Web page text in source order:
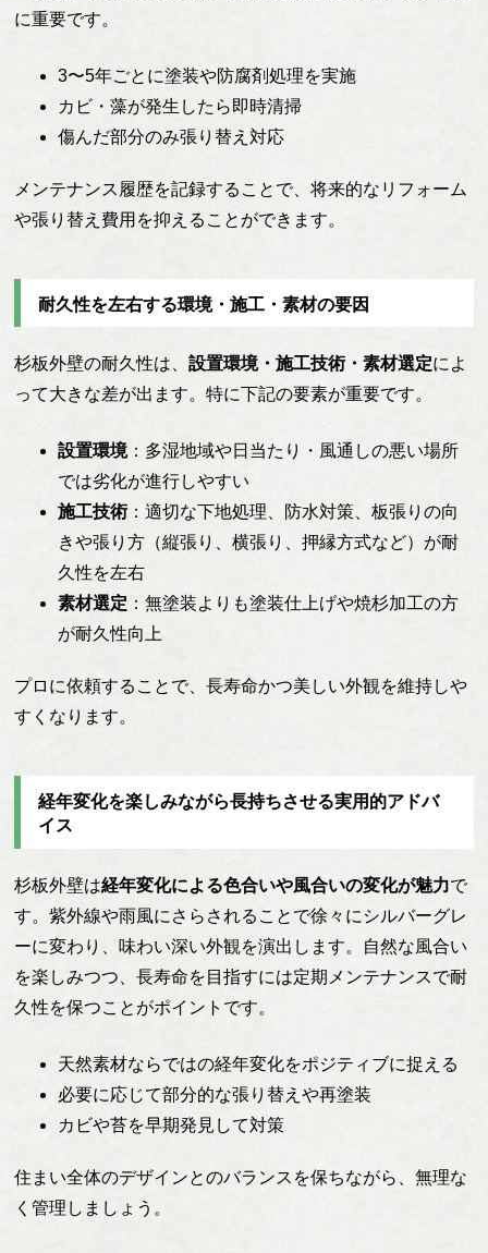
に重要です。
3〜5年ごとに塗装や防腐剤処理を実施
カビ・藻が発生したら即時清掃
傷んだ部分のみ張り替え対応
メンテナンス履歴を記録することで、将来的なリフォーム
や張り替え費用を抑えることができます。
耐久性を左右する環境・施工・素材の要因
杉板外壁の耐久性は、設置環境・施工技術・素材選定によ
って大きな差が出ます。特に下記の要素が重要です。
設置環境：多湿地域や日当たり・風通しの悪い場所
では劣化が進行しやすい
施工技術：適切な下地処理、防水対策、板張りの向
きや張り方（縦張り、横張り、押縁方式など）が耐
久性を左右
素材選定 ：無塗装よりも塗装仕上げや焼杉加工の方
が耐久性向上
プロに依頼することで、長寿命かつ美しい外観を維持しや
すくなります。
経年変化を楽しみながら長持ちさせる実用的アドバ
イス
杉板外壁は経年変化による色合いや風合いの変化が魅力で
す。紫外線や雨風にさらされることで徐々にシルバーグレ
ーに変わり、味わい深い外観を演出します。自然な風合い
を楽しみつつ、長寿命を目指すには定期メンテナンスで耐
久性を保つことがポイントです。
天然素材ならではの経年変化をポジティブに捉える
必要に応じて部分的な張り替えや再塗装
カビや苔を早期発見して対策
住まい全体のデザインとのバランスを保ちながら、無理な
く管理しましょう。